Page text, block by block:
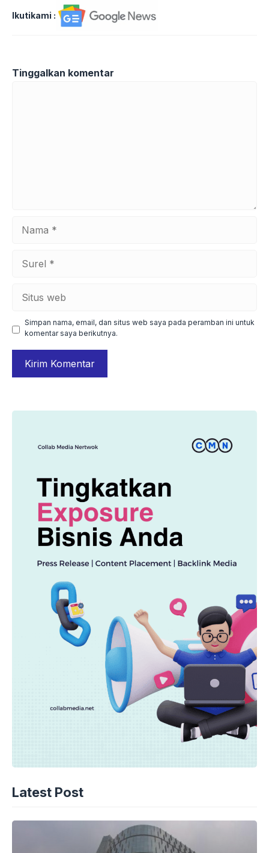
Ikutikami :
Tinggalkan komentar
web
Simpan nama, email, dan situs web saya pada peramban ini untuk
komentar saya berikutnya.
Latest Post